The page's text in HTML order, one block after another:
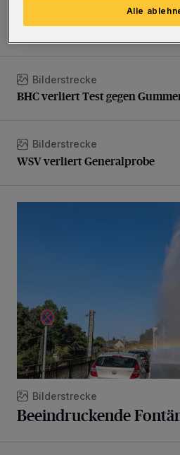
Sommer in der
BHC verliert Test gegen
Bilderstrecke
BHC verliert Test gegen
WSV verliert Generalprobe
Bilderstrecke
WSV verliert Generalprobe
Bilderstrecke
Beeindruckende
Alle